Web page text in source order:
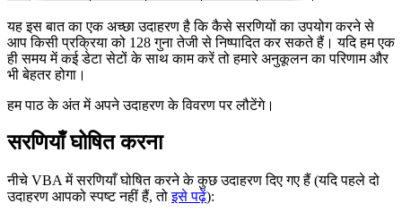
यह इस बात का एक अच्छा उदाहरण है कि कैसे सरणियों का उपयोग करने से
आप किसी प्रक्रिया को 128 गुना तेजी से निष्पादित कर सकते हैं। यदि हम एक
ही समय में कई डेटा सेटों के साथ काम करें तो हमारे अनुकूलन का परिणाम और
भी बेहतर होगा।
हम पाठ के अंत में अपने उदाहरण के विवरण पर लौटेंगे।
सरणियाँ घोषित करना
नीचे VBA में सरणियाँ घोषित करने के कुछ उदाहरण दिए गए हैं (यदि पहले दो
उदाहरण आपको स्पष्ट नहीं हैं, तोइसे पढ़ें):